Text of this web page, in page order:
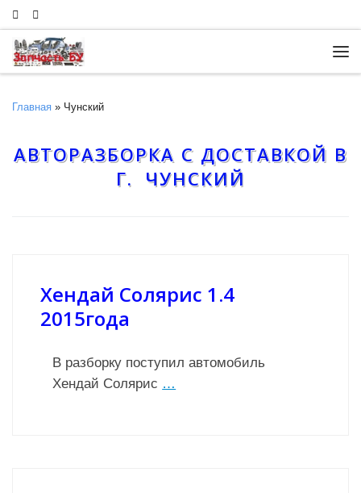
Skip to content
Главная » Чунский
АВТОРАЗБОРКА С ДОСТАВКОЙ В
Г. ЧУНСКИЙ
Хендай Солярис 1.4
2015года
В разборку поступил автомобиль
Хендай Солярис …